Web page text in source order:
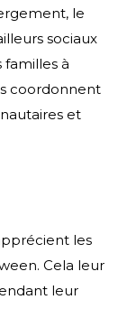
le
sociaux
à
coordonnent
et
les
Cela leur
leur